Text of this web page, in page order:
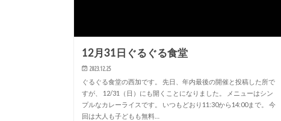
12月31日ぐるぐる食堂
2023.12.25
ぐるぐる食堂の西加です。 先日、年内最後の開催と投稿した所で
すが、 12/31（日）にも開くことになりました。 メニューはシン
プルなカレーライスです。 いつもどおり11:30から14:00まで。 今
回は大人も子どもも無料…